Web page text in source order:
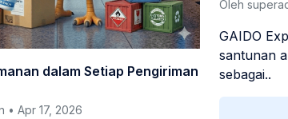
dalam Setiap Pengiriman
• Apr 17, 2026
Oleh
GAIDO
santunan
sebagai..